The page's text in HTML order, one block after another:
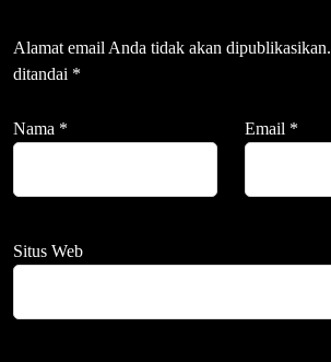
Alamat email Anda tidak akan dipublikasikan.
ditandai *
Nama * Email *
Situs Web